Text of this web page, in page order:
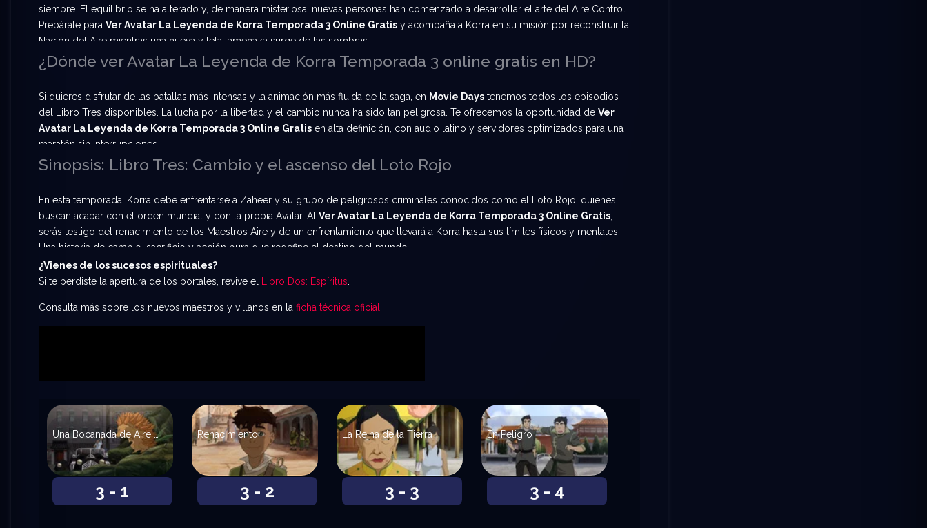
siempre. El equilibrio se ha alterado y, de manera misteriosa, nuevas personas han comenzado a desarrollar el arte del Aire Control.
Prepárate para Ver Avatar La Leyenda de Korra Temporada 3 Online Gratis y acompaña a Korra en su misión por reconstruir la
Nación del Aire mientras una nueva y letal amenaza surge de las sombras.
¿Dónde ver Avatar La Leyenda de Korra Temporada 3 online gratis en HD?
Si quieres disfrutar de las batallas más intensas y la animación más fluida de la saga, en Movie Days tenemos todos los episodios
del Libro Tres disponibles. La lucha por la libertad y el cambio nunca ha sido tan peligrosa. Te ofrecemos la oportunidad de Ver
Avatar La Leyenda de Korra Temporada 3 Online Gratis en alta definición, con audio latino y servidores optimizados para una
maratón sin interrupciones.
Sinopsis: Libro Tres: Cambio y el ascenso del Loto Rojo
En esta temporada, Korra debe enfrentarse a Zaheer y su grupo de peligrosos criminales conocidos como el Loto Rojo, quienes
buscan acabar con el orden mundial y con la propia Avatar. Al Ver Avatar La Leyenda de Korra Temporada 3 Online Gratis
serás testigo del renacimiento de los Maestros Aire y de un enfrentamiento que llevará a Korra hasta sus límites físicos y mentales.
Una historia de cambio, sacrificio y acción pura que redefine el destino del mundo.
¿Vienes de los sucesos espirituales?
Si te perdiste la apertura de los portales, revive el
Libro Dos: Espíritus
Consulta más sobre los nuevos maestros y villanos en la ficha técnica oficial
3 - 1
Una Bocanada de Aire Fresco
3 - 2
Renacimiento
3 - 3
La Reina de la Tierra
3 - 4
En Peligro